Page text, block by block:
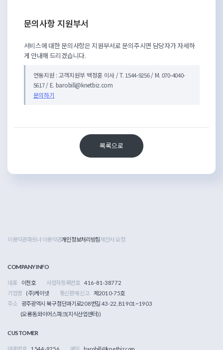
문의사항 지원부서
서비스에 대한 문의사항은 지원부서로 문의주시면 담당자가 자세하
게 안내해 드리겠습니다.
연동지원 : 고객지원부 백정훈 이사 / T. 1544-9256 / M. 070-4040-
5617 / E. barobill@knetbiz.com
문의하기
목록으로
이용약관파트너 이용약관개인정보처리방침제안서 요청
COMPANY INFO
대표 이천호 사업자등록번호
416-81-38772
기업명
(주)케이넷 통신판매 신고
제2010-75호
주소
광주광역시 북구 첨단과기로208번길 43-22, B1901~1903
(오룡동,와이어스파크(지식산업센터))
CUSTOMER
대표번호 1544-9256 메일 barobill@knetbiz.com